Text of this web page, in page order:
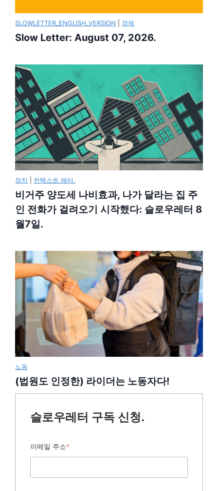
SLOWLETTER_ENGLISH_VERSION 경제
Slow Letter: August 07, 2026.
정치 컨텍스트 레터.
비거주 양도세 나비효과, 나가 달라는 집 주
인 전화가 걸려오기 시작했다: 슬로우레터 8
월7일.
노동
(법원도 인정한) 라이더는 노동자다!
슬로우레터 구독 신청.
이메일 주소*